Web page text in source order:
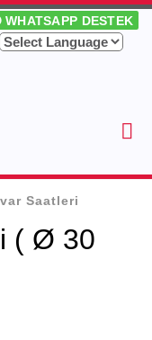
WHATSAPP DESTEK
Saatleri
( Ø 30